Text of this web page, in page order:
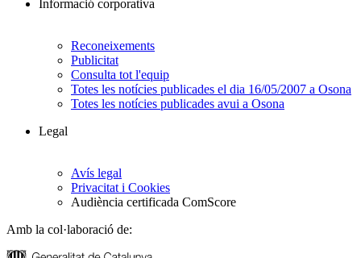
Informació corporativa
Reconeixements
Publicitat
Consulta tot l'equip
Totes les notícies publicades el dia 16/05/2007 a Osona
Totes les notícies publicades avui a Osona
Legal
Avís legal
Privacitat i Cookies
Audiència certificada ComScore
Amb la col·laboració de: